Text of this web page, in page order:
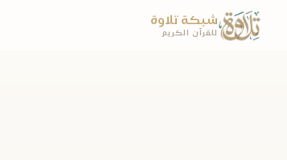
شبكة تلاوة
للقرآن الكريم